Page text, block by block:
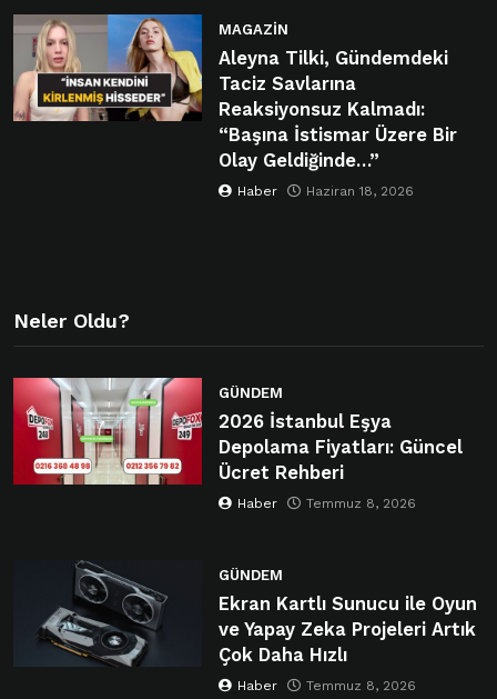
MAGAZIN
Aleyna Tilki, Gündemdeki
Taciz Savlarına
Reaksiyonsuz Kalmadı:
“Başına İstismar Üzere Bir
Olay Geldiğinde…”
Haber Haziran 18, 2026
Neler Oldu?
GÜNDEM
2026 İstanbul Eşya
Depolama Fiyatları: Güncel
Ücret Rehberi
Haber Temmuz 8, 2026
GÜNDEM
Ekran Kartlı Sunucu ile Oyun
ve Yapay Zeka Projeleri Artık
Çok Daha Hızlı
Haber Temmuz 8, 2026